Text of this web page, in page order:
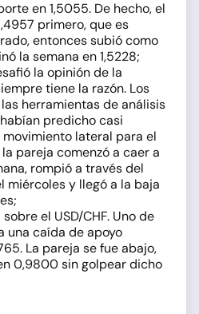
en 1,5055. De hecho, el
primero, que es
entonces subió como
la semana en 1,5228;
la opinión de la
tiene la razón. Los
herramientas de análisis
predicho casi
lateral para el
pareja comenzó a caer a
rompió a través del
miércoles y llegó a la baja
el USD/CHF. Uno de
una caída de apoyo
La pareja se fue abajo,
0,9800 sin golpear dicho